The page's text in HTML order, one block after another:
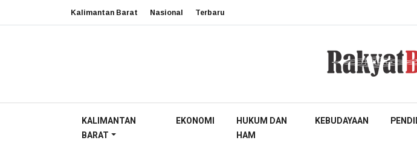
Kalimantan Barat Nasional Terbaru
KALIMANTAN
BARAT
EKONOMI
HUKUM DAN
HAM
KEBUDAYAAN